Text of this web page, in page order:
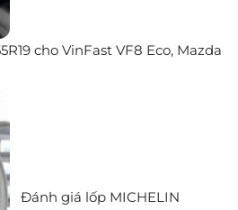
cho VinFast VF8 Eco, Mazda
Đánh giá lốp MICHELIN